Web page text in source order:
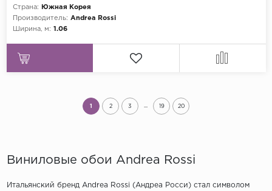
Страна:
Южная Корея
Производитель: Andrea Rossi
Ширина, м: 1.06
1 2 3 19 20
Виниловые обои Andrea Rossi
Итальянский бренд Andrea Rossi (Андреа Росси) стал символом